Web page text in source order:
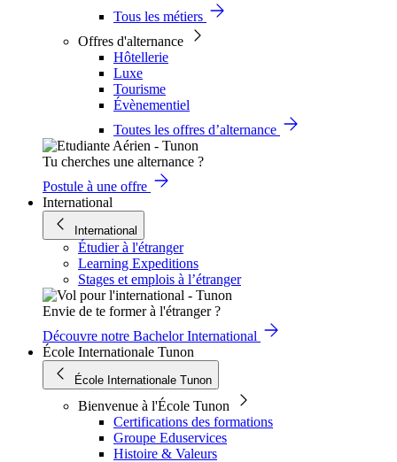
Tous les métiers
Offres d'alternance
Hôtellerie
Luxe
Tourisme
Évènementiel
Toutes les offres d’alternance
Tu cherches une alternance ?
Postule à une offre
International
International
Étudier à l'étranger
Learning Expeditions
Stages et emplois à l’étranger
Envie de te former à l'étranger ?
Découvre notre Bachelor International
École Internationale Tunon
École Internationale Tunon
Bienvenue à l'École Tunon
Certifications des formations
Groupe Eduservices
Histoire & Valeurs